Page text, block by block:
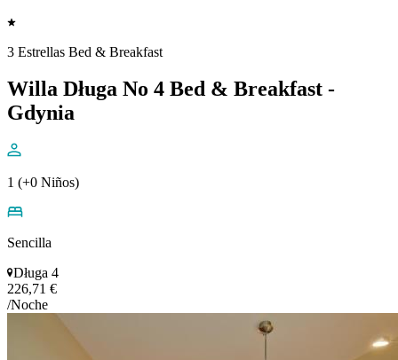
3 Estrellas Bed & Breakfast
Willa Długa No 4 Bed & Breakfast -
Gdynia
1 (+0 Niños)
Sencilla
Długa 4
226,71 €
/Noche